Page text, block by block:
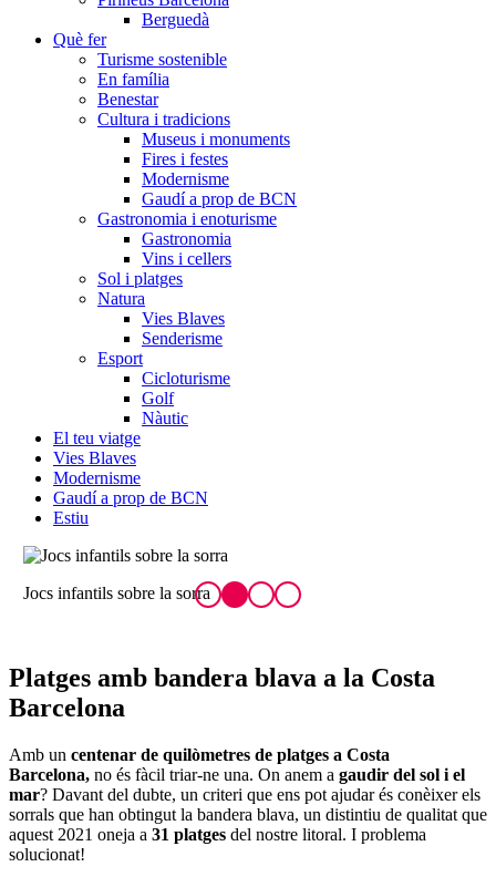
Berguedà
Què fer
Turisme sostenible
En família
Benestar
Cultura i tradicions
Museus i monuments
Fires i festes
Modernisme
Gaudí a prop de BCN
Gastronomia i enoturisme
Gastronomia
Vins i cellers
Sol i platges
Natura
Vies Blaves
Senderisme
Esport
Cicloturisme
Golf
Nàutic
El teu viatge
Vies Blaves
Modernisme
Gaudí a prop de BCN
Estiu
Jocs infantils sobre la sorra
Platges amb bandera blava a la Costa
Barcelona
Amb un centenar de quilòmetres de platges a Costa
Barcelona, no és fàcil triar-ne una. On anem a gaudir del sol i el
mar? Davant del dubte, un criteri que ens pot ajudar és conèixer els
sorrals que han obtingut la bandera blava, un distintiu de qualitat que
aquest 2021 oneja a 31 platges del nostre litoral. I problema
solucionat!